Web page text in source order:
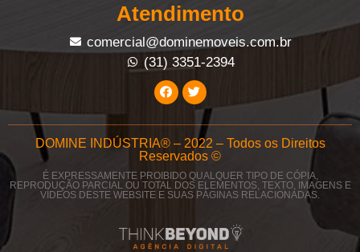
Atendimento
comercial@dominemoveis.com.br
(31) 3351-2394
DOMINE INDÚSTRIA® – 2022 – Todos os Direitos
Reservados ©
É EXPRESSAMENTE PROIBIDO QUALQUER TIPO DE CÓPIA,
REPRODUÇÃO PARCIAL OU TOTAL DOS ELEMENTOS, TEXTO, IMAGENS E
VÍDEOS DESTE WEBSITE E SUAS PÁGINAS RELACIONADAS.